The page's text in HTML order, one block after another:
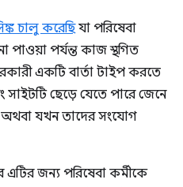
চালু করেছিযা পরিষেবা
পাওয়া পর্যন্ত কাজ স্থগিত
একটি বার্তা টাইপ করতে
সাইটটি ছেড়ে যেতে পারে জেনে
অথবা যখন তাদের সংযোগ
এটির জন্য পরিষেবা কর্মীকে